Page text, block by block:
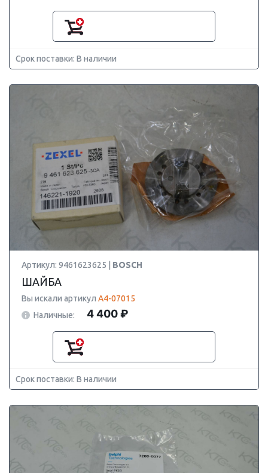
Срок поставки: В наличии
Артикул: 9461623625 | BOSCH
ШАЙБА
Вы искали артикул A4-07015
Наличные:
4 400 ₽
Срок поставки: В наличии